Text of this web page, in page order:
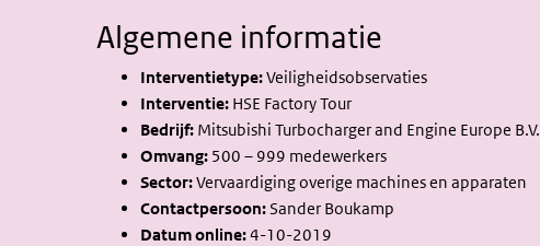
Algemene informatie
Interventietype:Veiligheidsobservaties
Interventie: HSE Factory Tour
Bedrijf: Mitsubishi Turbocharger and Engine Europe B.V.
Omvang: 500 – 999 medewerkers
Sector:Vervaardiging overige machines en apparaten
Contactpersoon:Sander Boukamp
Datum online:4-10-2019